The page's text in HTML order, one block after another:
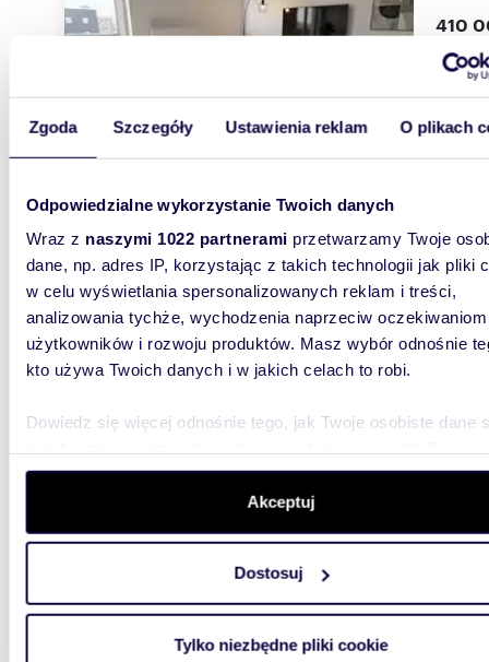
Zgoda Szczegóły Ustawienia reklam O plikach
Odpowiedzialne wykorzystanie Twoich danych
Wraz z naszymi 1022 partnerami przetwarzamy Twoje
dane, np. adres IP, korzystając z takich technologii jak pliki
w celu wyświetlania spersonalizowanych reklam i treści,
analizowania tychże, wychodzenia naprzeciw oczekiwaniom
użytkowników i rozwoju produktów. Masz wybór odnośnie
kto używa Twoich danych i w jakich celach to robi.
Dowiedz się więcej odnośnie tego, jak Twoje osobiste dane
szczegółów. W Deklaracji plików cookie możesz zmienić
wycofać swoją zgodę w dowolnej chwili.
aby oferować funkcje społecznościowe i analizować ruch w
witrynie. Informacje o tym, jak korzystasz z naszej witryny,
analitycznym. Partnerzy mogą połączyć te informacje z
Akceptuj
Dostosuj
Tylko niezbędne pliki cookie
410
Biuro
WYRÓŻNIONE